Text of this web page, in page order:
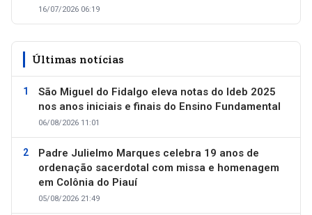
16/07/2026 06:19
Últimas notícias
São Miguel do Fidalgo eleva notas do Ideb 2025
nos anos iniciais e finais do Ensino Fundamental
06/08/2026 11:01
Padre Julielmo Marques celebra 19 anos de
ordenação sacerdotal com missa e homenagem
em Colônia do Piauí
05/08/2026 21:49